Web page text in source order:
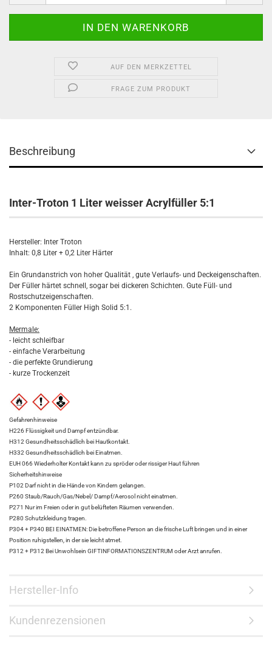
AUF DEN MERKZETTEL
FRAGE ZUM PRODUKT
Beschreibung
Inter-Troton 1 Liter weisser Acrylfüller 5:1
Hersteller: Inter Troton
Inhalt: 0,8 Liter + 0,2 Liter Härter
Ein Grundanstrich von hoher Qualität , gute Verlaufs- und Deckeigenschaften.
Der Füller härtet schnell, sogar bei dickeren Schichten. Gute Füll- und
Rostschutzeigenschaften.
2 Komponenten Füller High Solid 5:1.
Mermale:
- leicht schleifbar
- einfache Verarbeitung
- die perfekte Grundierung
- kurze Trockenzeit
Gefahrenhinweise
H226 Flüssigkeit und Dampf entzündbar.
H312 Gesundheitsschädlich bei Hautkontakt.
H332 Gesundheitsschädlich bei Einatmen.
EUH 066 Wiederholter Kontakt kann zu spröder oder rissiger Haut führen
Sicherheitshinweise
P102 Darf nicht in die Hände von Kindern gelangen.
P260 Staub/Rauch/Gas/Nebel/ Dampf/Aerosol nicht einatmen.
P271 Nur im Freien oder in gut belüfteten Räumen verwenden.
P280 Schutzkleidung tragen.
P304 + P340 BEI EINATMEN: Die betroffene Person an die frische Luft bringen und in einer
Position ruhigstellen, in der sie leicht atmet.
P312 + P312 Bei Unwohlsein GIFTINFORMATIONSZENTRUM oder Arzt anrufen.
Hersteller-Info
Kundenrezensionen